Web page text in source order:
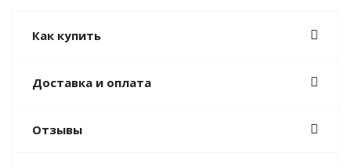
Как купить
Доставка и оплата
Отзывы